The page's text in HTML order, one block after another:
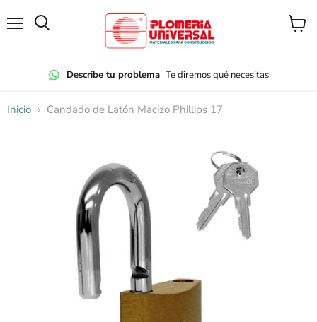
Describe tu problema Te diremos qué necesitas
Ver
Inicio Candado de Latón Macizo Phillips 17